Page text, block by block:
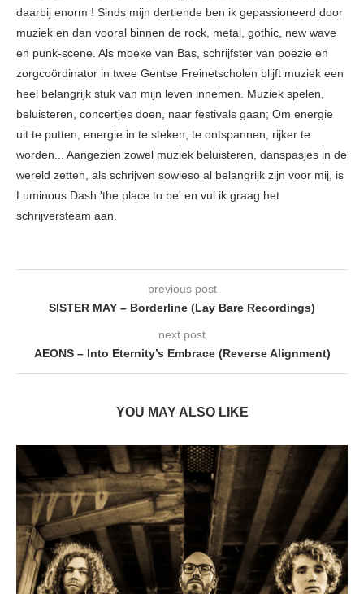
daarbij enorm ! Sinds mijn dertiende ben ik gepassioneerd door
muziek en dan vooral binnen de rock, metal, gothic, new wave
en punk-scene. Als moeke van Bas, schrijfster van poëzie en
zorgcoördinator in twee Gentse Freinetscholen blijft muziek een
heel belangrijk stuk van mijn leven innemen. Muziek spelen,
beluisteren, concertjes doen, naar festivals gaan; Om energie
uit te putten, energie in te steken, te ontspannen, rijker te
worden... Aangezien zowel muziek beluisteren, danspasjes in de
wereld zetten, als schrijven sowieso al belangrijk zijn voor mij, is
Luminous Dash 'the place to be' en vul ik graag het
schrijversteam aan.
previous post
SISTER MAY – Borderline (Lay Bare Recordings)
next post
AEONS – Into Eternity’s Embrace (Reverse Alignment)
YOU MAY ALSO LIKE